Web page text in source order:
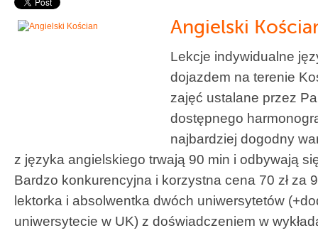
Angielski
Lekcje indywidualne
dojazdem na terenie
zajęć ustalane przez
dostępnego
najbardziej dogodny
z języka angielskiego trwają 90 min i odbywają
Bardzo konkurencyjna i korzystna cena 70 zł za
lektorka i absolwentka dwóch uniwersytetów
uniwersytecie w UK) z doświadczeniem w